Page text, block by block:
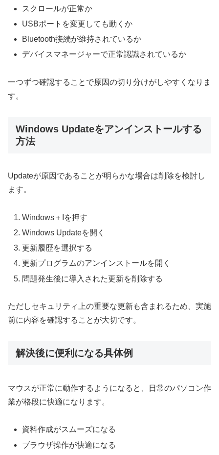
スクロールが正常か
USBポートを変更しても動くか
Bluetooth接続が維持されているか
デバイスマネージャーで正常認識されているか
一つずつ確認することで原因の切り分けがしやすくなりま
す。
Windows Updateをアンインストールする
方法
Updateが原因であることが明らかな場合は削除を検討し
ます。
Windows＋Iを押す
Windows Updateを開く
更新履歴を選択する
更新プログラムのアンインストールを開く
問題発生後に導入された更新を削除する
ただしセキュリティ上の重要な更新も含まれるため、実施
前に内容を確認することが大切です。
解決後に便利になる具体例
マウスが正常に動作するようになると、日常のパソコン作
業が格段に快適になります。
資料作成がスムーズになる
ブラウザ操作が快適になる